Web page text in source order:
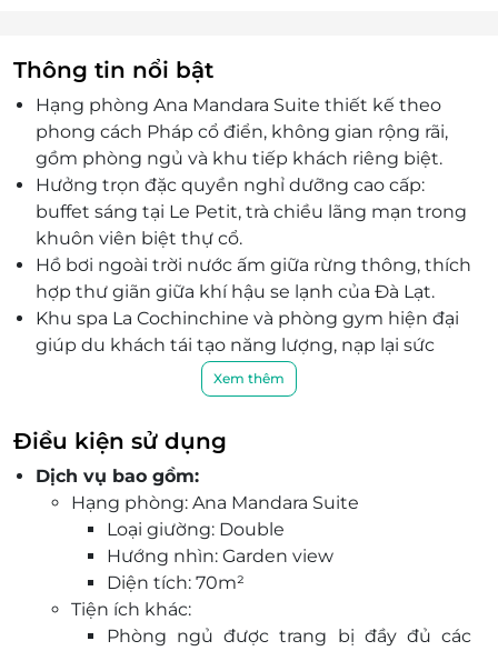
Thông tin nổi bật
Hạng phòng Ana Mandara Suite thiết kế theo
phong cách Pháp cổ điển, không gian rộng rãi,
gồm phòng ngủ và khu tiếp khách riêng biệt.
Hưởng trọn đặc quyền nghỉ dưỡng cao cấp:
buffet sáng tại Le Petit, trà chiều lãng mạn trong
khuôn viên biệt thự cổ.
Hồ bơi ngoài trời nước ấm giữa rừng thông, thích
hợp thư giãn giữa khí hậu se lạnh của Đà Lạt.
Khu spa La Cochinchine và phòng gym hiện đại
giúp du khách tái tạo năng lượng, nạp lại sức
Không gian nghỉ dưỡng biệt lập giữa rừng
thông, yên tĩnh nhưng chỉ cách trung tâm Đà
Lạt vài phút di chuyển.
Khám phá vườn hữu cơ Le Petit Jardin, tham
quan quần thể biệt thự Pháp cổ được bảo tồn từ
những năm 1920.
Phù hợp cho cặp đôi yêu thích sự riêng tư hay
gia đình mong muốn trải nghiệm nghỉ dưỡng
chu đáo và ấm cúng.
Đặt nhanh trên LifeLink để đảm bảo mức giá ưu
Xem thêm
Điều kiện sử dụng
Dịch vụ bao gồm:
Hạng phòng: Ana Mandara Suite
Loại giường: Double
Hướng nhìn: Garden view
Diện tích: 70m²
Tiện ích khác:
Phòng ngủ được trang bị đầy đủ các